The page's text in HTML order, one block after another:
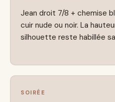
Jean droit 7/8 + chemise
cuir nude ou noir. La
silhouette reste habillée
SOIRÉE